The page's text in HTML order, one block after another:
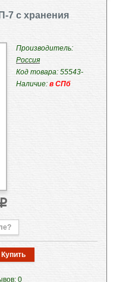
7 с хранения
Производитель:
Россия
Код товара: 55543-
Наличие: в СПб
0